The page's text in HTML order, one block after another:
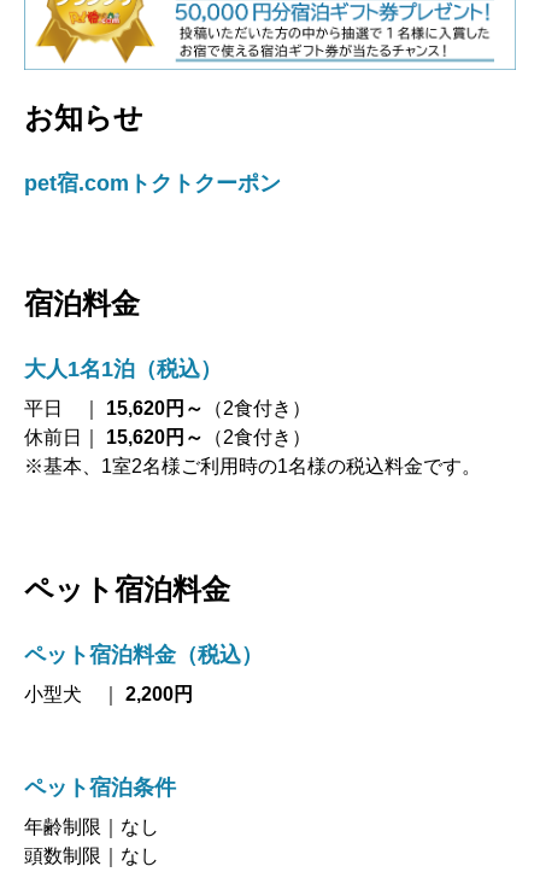
お知らせ
pet宿.comトクトクーポン
宿泊料金
大人1名1泊（税込）
平日 ｜ 15,620円～
（2食付き）
休前日｜
15,620円～
（2食付き）
※基本、1室2名様ご利用時の1名様の税込料金です。
ペット宿泊料金
ペット宿泊料金（税込）
小型犬 ｜ 2,200円
ペット宿泊条件
年齢制限｜なし
頭数制限｜なし